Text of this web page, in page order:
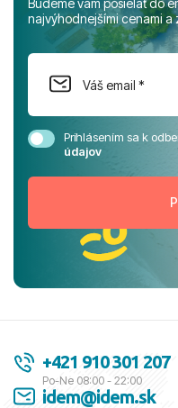
Budeme vám posielať do
najvýhodnejšími cenami a
Prihlásením sa k
údajov
+421 910 301 207
Po-Ne 08:00 - 22:00
idem@idem.sk